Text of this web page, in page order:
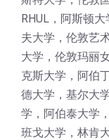
RHUL，阿斯顿
夫大学，伦敦艺
大学，伦敦玛丽
克斯大学，阿伯
德大学，基尔大
学，阿伯泰大学
班戈大学，林肯